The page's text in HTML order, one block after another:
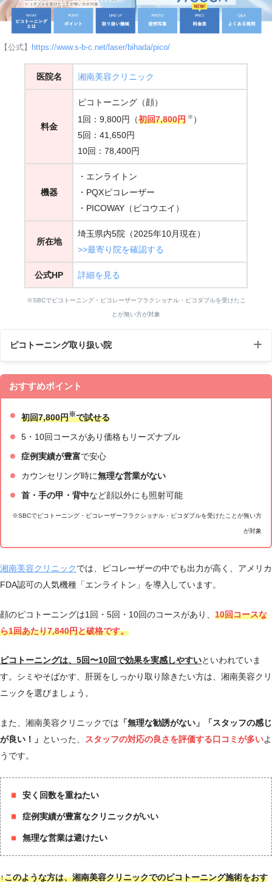
【公式】 https://www.s-b-c.net/laser/bihada/pico/
医院名 湘南美容クリニック
料金
ピコトーニング（顔）
1回：9,800円（初回7,800円 ※ ）
5回：41,650円
10回：78,400円
機器
・エンライトン
・PQXピコレーザー
・PICOWAY（ピコウエイ）
所在地
埼玉県内5院（2025年10月現在）
>>最寄り院を確認する
公式HP 詳細を見る
※SBCでピコトーニング・ピコレーザーフラクショナル・ピコダブルを受けたこ
とが無い方が対象
ピコトーニング取り扱い院
大宮東口
院
大宮西口
JR大宮駅西口より徒歩3分
JR浦和駅アトレ北口改札より徒歩1分
東武スカイツリーライン 新越谷駅西口より
10:00
熊谷院 JR熊谷駅東口より徒歩2分
～19:00
おすすめポイント
初回7,800円※で試せる
5・10回コースがあり価格もリーズナブル
症例実績が豊富で安心
カウンセリング時に無理な営業がない
首・手の甲・背中など顔以外にも照射可能
※SBCでピコトーニング・ピコレーザーフラクショナル・ピコダブルを受けたことが無い方
が対象
湘南美容クリニックでは、ピコレーザーの中でも出力が高く、アメリカ
FDA認可の人気機種「エンライトン」を導入しています。
顔のピコトーニングは1回・5回・10回のコースがあり、 10回コースな
ら1回あたり7,840円と破格です。
ピコトーニングは、5回〜10回で効果を実感しやすいといわれていま
す。 シミやそばかす、肝斑をしっかり取り除きたい方は、湘南美容クリ
ニックを選びましょう 。
また、湘南美容クリニックでは 「無理な勧誘がない」「スタッフの感じ
が良い！」 といった、 スタッフの対応の良さを評価する口コミが多いよ
うです。
安く回数を重ねたい
症例実績が豊富なクリニックがいい
無理な営業は避けたい
↑このような方は、湘南美容クリニックでのピコトーニング施術をおす